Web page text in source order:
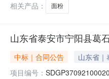
相关产品：
面粉
山东省泰安市宁阳县葛
中标｜合同公告 山东省
项目编号：